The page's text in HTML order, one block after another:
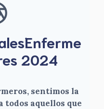
2024
sentimos la
todos aquellos que